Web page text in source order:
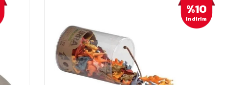
%10
i̇ndirim